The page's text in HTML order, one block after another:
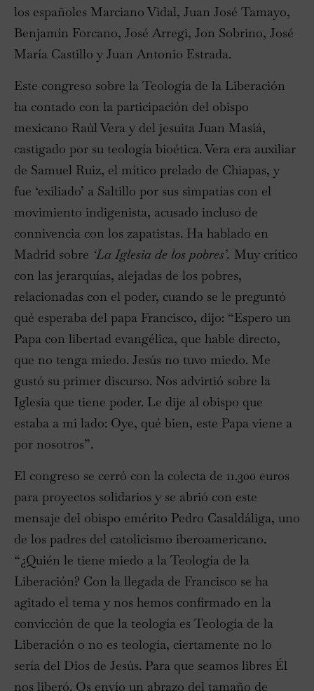
los españoles Marciano Vidal, Juan José Tamayo,
Benjamín Forcano, José Arregi, Jon Sobrino, José
María Castillo y Juan Antonio Estrada.
Este congreso sobre la Teología de la Liberación
ha contado con la participación del obispo
mexicano Raúl Vera y del jesuita Juan Masiá,
castigado por su teología bioética. Vera era auxiliar
de Samuel Ruiz, el mítico prelado de Chiapas, y
fue ‘exiliado’ a Saltillo por sus simpatías con el
movimiento indigenista, acusado incluso de
connivencia con los zapatistas. Ha hablado en
Madrid sobre ‘La Iglesia de los pobres’. Muy crítico
con las jerarquías, alejadas de los pobres,
relacionadas con el poder, cuando se le preguntó
qué esperaba del papa Francisco, dijo: “Espero un
Papa con libertad evangélica, que hable directo,
que no tenga miedo. Jesús no tuvo miedo. Me
gustó su primer discurso. Nos advirtió sobre la
Iglesia que tiene poder. Le dije al obispo que
estaba a mi lado: Oye, qué bien, este Papa viene a
por nosotros”.
El congreso se cerró con la colecta de 11.300 euros
para proyectos solidarios y se abrió con este
mensaje del obispo emérito Pedro Casaldáliga, uno
de los padres del catolicismo iberoamericano.
“¿Quién le tiene miedo a la Teología de la
Liberación? Con la llegada de Francisco se ha
agitado el tema y nos hemos confirmado en la
convicción de que la teología es Teología de la
Liberación o no es teología, ciertamente no lo
sería del Dios de Jesús. Para que seamos libres Él
nos liberó. Os envío un abrazo del tamaño de